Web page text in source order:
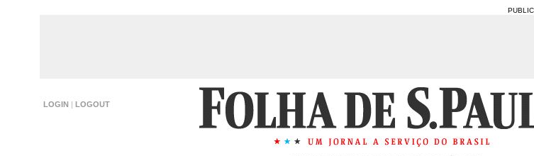
LOGIN | LOGOUT